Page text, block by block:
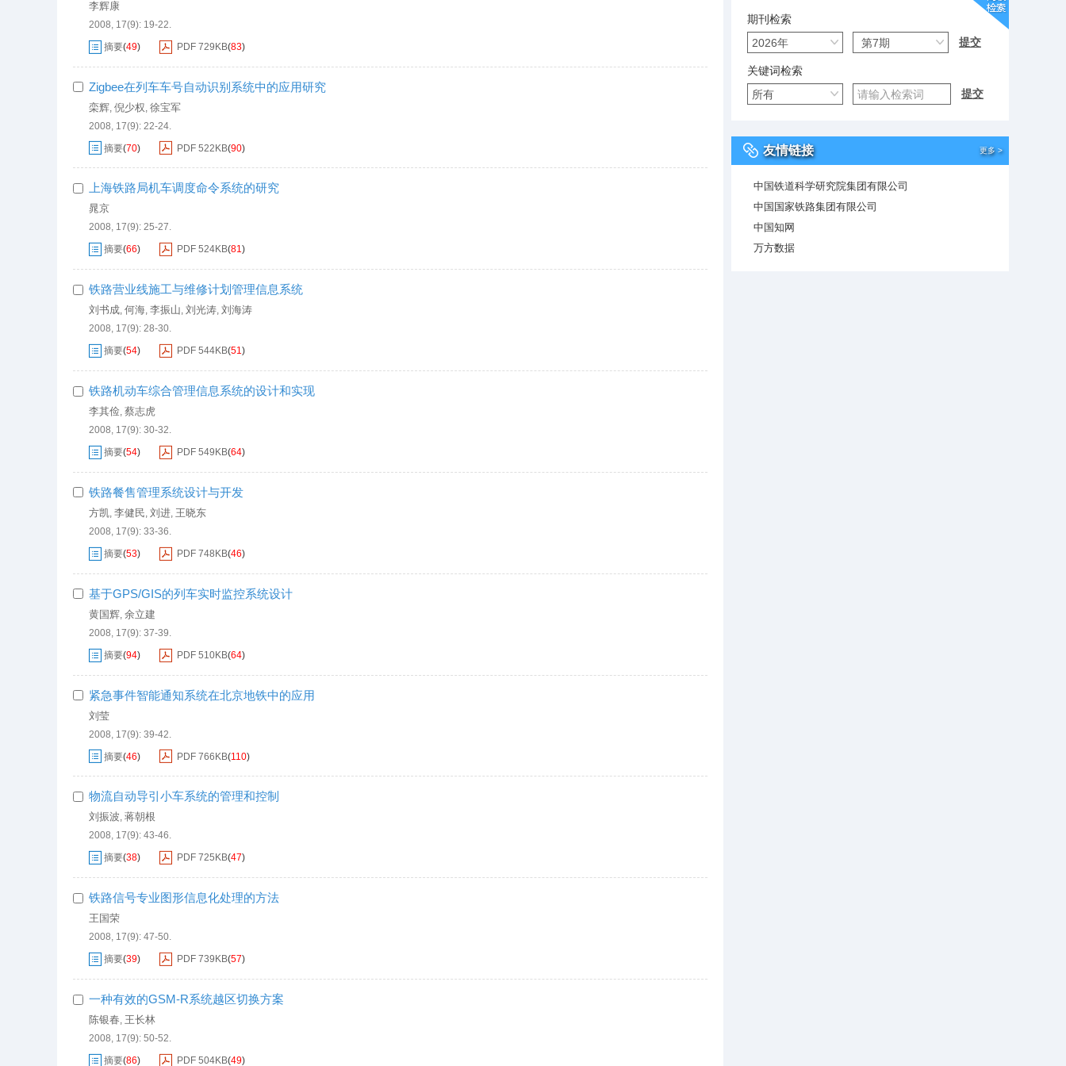
李辉康
2008, 17(9): 19-22.
摘要(49) PDF 729KB(83)
Zigbee在列车车号自动识别系统中的应用研究
栾辉 倪少权 徐宝军
2008, 17(9): 22-24.
摘要(70) PDF 522KB(90)
上海铁路局机车调度命令系统的研究
晁京
2008, 17(9): 25-27.
摘要(66) PDF 524KB(81)
铁路营业线施工与维修计划管理信息系统
刘书成, 何海, 李振山, 刘光涛, 刘海涛
2008, 17(9): 28-30.
摘要(54) PDF 544KB(51)
铁路机动车综合管理信息系统的设计和实现
李其俭, 蔡志虎
2008, 17(9): 30-32.
摘要(54) PDF 549KB(64)
铁路餐售管理系统设计与开发
方凯, 李健民, 刘进, 王晓东
2008, 17(9): 33-36.
摘要(53) PDF 748KB(46)
基于GPS/GIS的列车实时监控系统设计
黄国辉 余立建
2008, 17(9): 37-39.
摘要(94) PDF 510KB(64)
紧急事件智能通知系统在北京地铁中的应用
刘莹
2008, 17(9): 39-42.
摘要(46) PDF 766KB(110)
物流自动导引小车系统的管理和控制
刘振波, 蒋朝根
2008, 17(9): 43-46.
摘要(38) PDF 725KB(47)
铁路信号专业图形信息化处理的方法
王国荣
2008, 17(9): 47-50.
摘要(39) PDF 739KB(57)
一种有效的GSM-R系统越区切换方案
陈银春, 王长林
2008, 17(9): 50-52.
摘要(86) PDF 504KB(49)
期刊检索
关键词检索
友情链接 更多 >
中国铁道科学研究院集团有限公司
中国国家铁路集团有限公司
中国知网
万方数据